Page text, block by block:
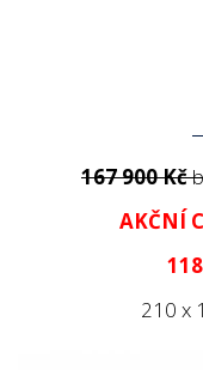
167 900 Kč
AKČNÍ
210 x